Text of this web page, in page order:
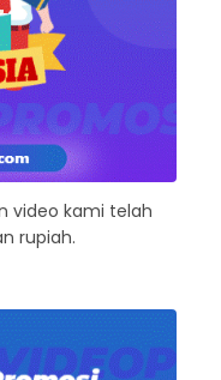
video kami telah
rupiah.